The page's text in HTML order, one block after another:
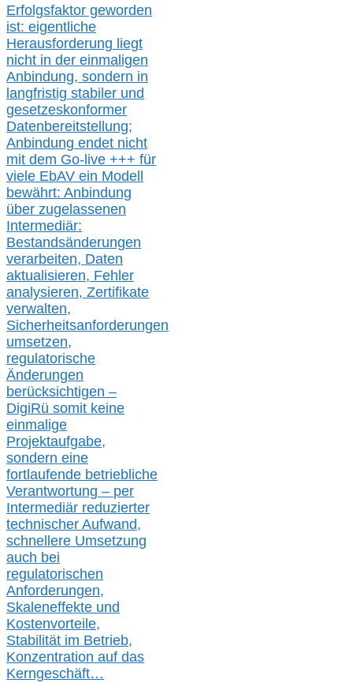
Erfolgsfaktor geworden
ist: eigentliche
Herausforderung liegt
nicht in der einmaligen
Anbindung, sondern in
langfristig stabiler und
gesetzeskonformer
Datenbereitstellung;
Anbindung endet nicht
mit dem Go-live +++ für
viele EbAV ein Modell
bewährt: Anbindung
über zugelassenen
Intermediär:
Bestandsänderungen
verarbeiten, Daten
aktualisieren, Fehler
analysieren, Zertifikate
verwalten,
Sicherheitsanforderungen
umsetzen,
regulatorische
Änderungen
berücksichtigen –
DigiRü somit keine
einmalige
Projektaufgabe,
sondern eine
fortlaufende betriebliche
Verantwortung – per
Intermediär reduzierter
technischer Aufwand,
schnellere Umsetzung
auch bei
regulatorischen
Anforderungen,
Skaleneffekte und
Kostenvorteile,
Stabilität im Betrieb,
Konzentration auf das
Kerngeschäft…